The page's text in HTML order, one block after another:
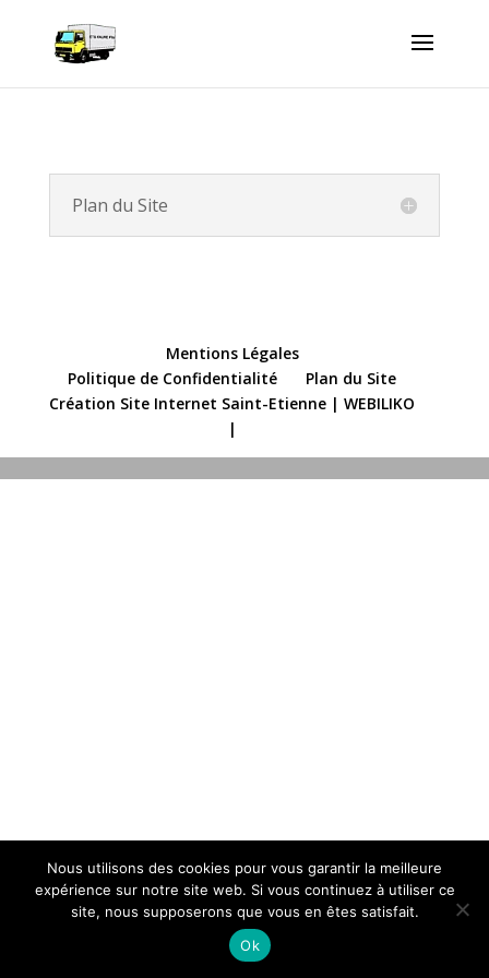
Plan du Site
Mentions Légales
Politique de Confidentialité
Plan du Site
Création Site Internet Saint-Etienne | WEBILIKO
|
Nous utilisons des cookies pour vous garantir la meilleure
expérience sur notre site web. Si vous continuez à utiliser ce
site, nous supposerons que vous en êtes satisfait.
Ok